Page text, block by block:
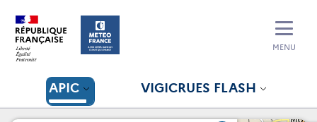
APIC VIGICRUES FLASH
MENU